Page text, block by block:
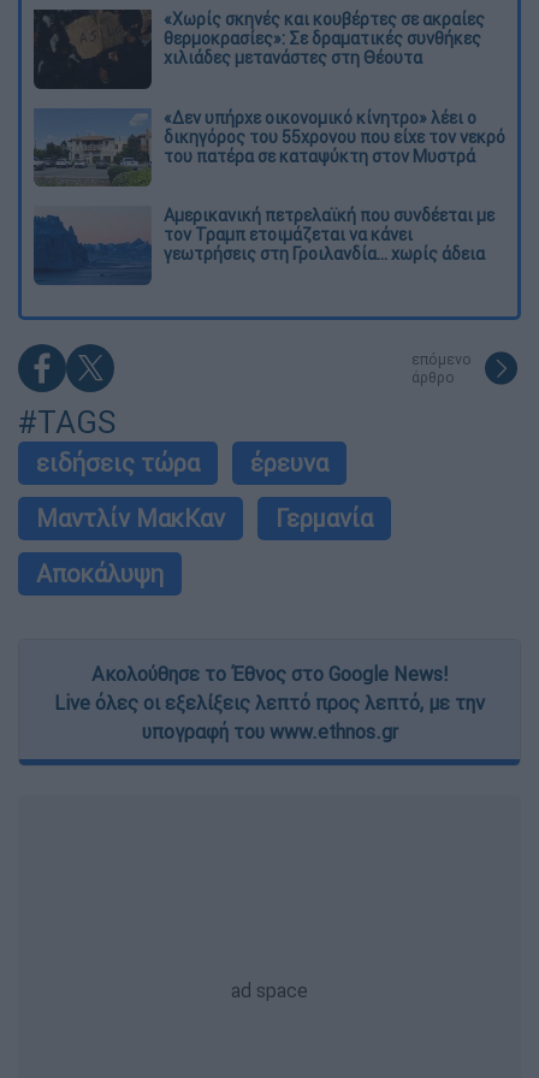
«Χωρίς σκηνές και κουβέρτες σε ακραίες
θερμοκρασίες»: Σε δραματικές συνθήκες
χιλιάδες μετανάστες στη Θέουτα
«Δεν υπήρχε οικονομικό κίνητρο» λέει ο
δικηγόρος του 55χρονου που είχε τον νεκρό
του πατέρα σε καταψύκτη στον Μυστρά
Αμερικανική πετρελαϊκή που συνδέεται με
τον Τραμπ ετοιμάζεται να κάνει
γεωτρήσεις στη Γροιλανδία... χωρίς άδεια
επόμενο
άρθρο
#TAGS
ειδήσεις τώρα
έρευνα
Μαντλίν ΜακΚαν
Γερμανία
Αποκάλυψη
Ακολούθησε το Έθνος στο Google News!
Live όλες οι εξελίξεις λεπτό προς λεπτό, με την
υπογραφή του www.ethnos.gr